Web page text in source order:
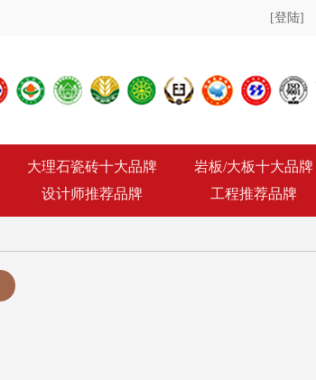
[登陆]
大理石瓷砖十大品牌
岩板/大板十大品牌
设计师推荐品牌 工程推荐品牌